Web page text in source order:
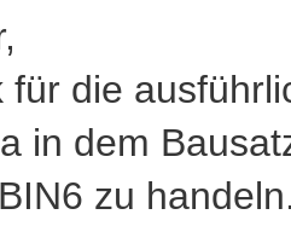
für die
in dem
zu